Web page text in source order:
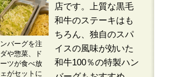
バーグを注
や惣菜、ド
ツが食べ放
がセットに
店です。上質な黒毛
和牛のステーキはも
ちろん、独自のスパ
イスの風味が効いた
和牛100％の特製ハン